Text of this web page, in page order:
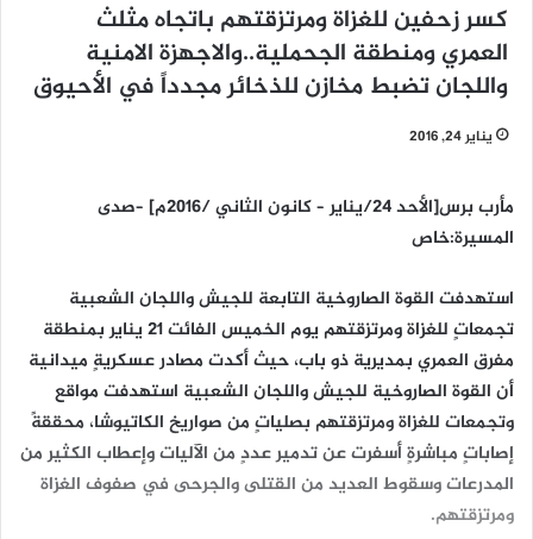
كسر زحفين للغزاة ومرتزقتهم باتجاه مثلث
العمري ومنطقة الجحملية..والاجهزة الامنية
واللجان تضبط مخازن للذخائر مجدداً في الأحيوق
يناير 24, 2016
مأرب برس[الأحد 24/يناير – كانون الثاني /2016م] –صدى
المسيرة:خاص
استهدفت القوة الصاروخية التابعة للجيش واللجان الشعبية
تجمعاتٍ للغزاة ومرتزقتهم يوم الخميس الفائت 21 يناير بمنطقة
مفرق العمري بمديرية ذو باب، حيث أكدت مصادر عسكريةٍ ميدانية
أن القوة الصاروخية للجيش واللجان الشعبية استهدفت مواقع
وتجمعات للغزاة ومرتزقتهم بصلياتٍ من صواريخ الكاتيوشا، محققةً
إصاباتٍ مباشرةٍ أسفرت عن تدمير عددٍ من الآليات وإعطاب الكثير من
المدرعات وسقوط العديد من القتلى والجرحى في صفوف الغزاة
ومرتزقتهم.